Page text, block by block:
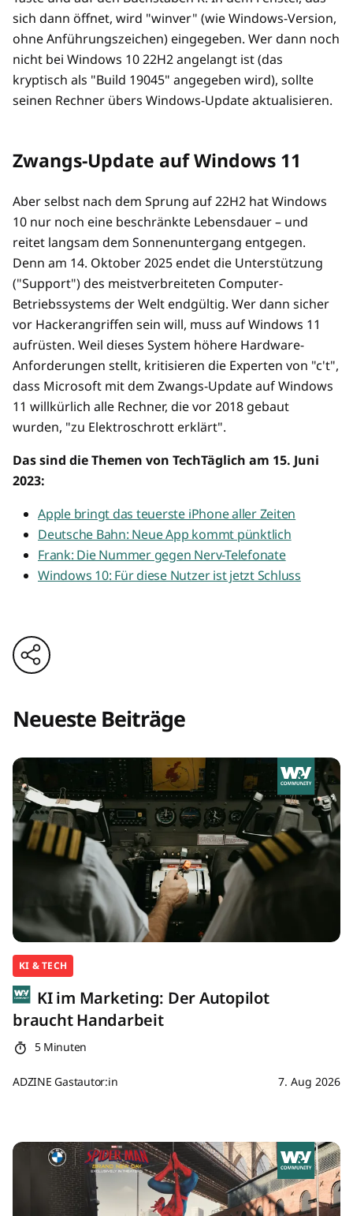
sich dann öffnet, wird "winver" (wie Windows-Version,
ohne Anführungszeichen) eingegeben. Wer dann noch
nicht bei Windows 10 22H2 angelangt ist (das
kryptisch als "Build 19045" angegeben wird), sollte
seinen Rechner übers Windows-Update aktualisieren.
Zwangs-Update auf Windows 11
Aber selbst nach dem Sprung auf 22H2 hat Windows
10 nur noch eine beschränkte Lebensdauer – und
reitet langsam dem Sonnenuntergang entgegen.
Denn am 14. Oktober 2025 endet die Unterstützung
("Support") des meistverbreiteten Computer-
Betriebssystems der Welt endgültig. Wer dann sicher
vor Hackerangriffen sein will, muss auf Windows 11
aufrüsten. Weil dieses System höhere Hardware-
Anforderungen stellt, kritisieren die Experten von "c't",
dass Microsoft mit dem Zwangs-Update auf Windows
11 willkürlich alle Rechner, die vor 2018 gebaut
wurden, "zu Elektroschrott erklärt".
Das sind die Themen von TechTäglich am 15. Juni
2023:
Apple bringt das teuerste iPhone aller Zeiten
Deutsche Bahn: Neue App kommt pünktlich
Frank: Die Nummer gegen Nerv-Telefonate
Windows 10: Für diese Nutzer ist jetzt Schluss
Neueste Beiträge
KI & TECH
KI im Marketing: Der Autopilot
braucht Handarbeit
5 Minuten
ADZINE Gastautor:in 7. Aug 2026